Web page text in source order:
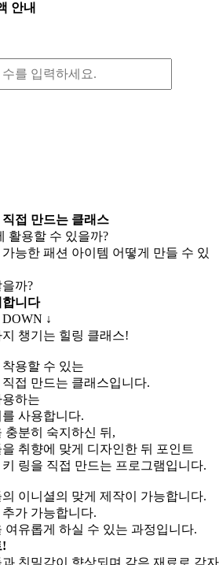
안내
접 만드는 클래스
활용할 수 있을까?
능한 패션 아이템 어떻게 만들 수 있
까?
니다
↓
챙기는 힐링 클래스!
용할 수 있는
접 만드는 클래스입니다.
하는
사용합니다.
충분히 숙지하신 뒤,
취향에 맞게 디자인한 뒤 포인트
링을 직접 만드는 프로그램입니다.
이니셜의 맞게 제작이 가능합니다.
가 가능합니다.
유롭게 하실 수 있는 과정입니다.
!
친밀감이 향상되며 같은 재료로 각자